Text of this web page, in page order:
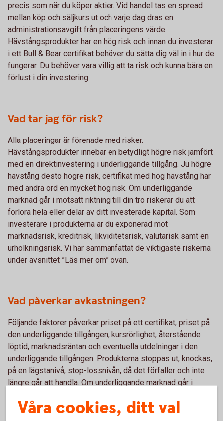
precis som när du köper aktier. Vid handel tas en spread
mellan köp och säljkurs ut och varje dag dras en
administrationsavgift från placeringens värde.
Hävstångsprodukter har en hög risk och innan du investerar
i ett Bull & Bear certifikat behöver du sätta dig väl in i hur de
fungerar. Du behöver vara villig att ta risk och kunna bära en
förlust i din investering
Vad tar jag för risk?
Alla placeringar är förenade med risker.
Hävstångsprodukter innebär en betydligt högre risk jämfört
med en direktinvestering i underliggande tillgång. Ju högre
hävstång desto högre risk, certifikat med hög hävstång har
med andra ord en mycket hög risk. Om underliggande
marknad går i motsatt riktning till din tro riskerar du att
förlora hela eller delar av ditt investerade kapital. Som
investerare i produkterna är du exponerad mot
marknadsrisk, kreditrisk, likviditetsrisk, valutarisk samt en
urholkningsrisk. Vi har sammanfattat de viktigaste riskerna
under avsnittet ”Läs mer om” ovan.
Vad påverkar avkastningen?
Följande faktorer påverkar priset på ett certifikat; priset på
den underliggande tillgången, kursrörlighet, återstående
löptid, marknadsräntan och eventuella utdelningar i den
underliggande tillgången. Produkterna stoppas ut, knockas,
på en lägstanivå, stop-lossnivån, då det förfaller och inte
längre går att handla. Om underliggande marknad går i
delar av ditt investerade kapital. Efter att produkten
stoppas noterar Swedbank ett nytt certifikat så snart som
Våra cookies, ditt val